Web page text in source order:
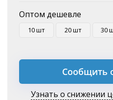
Оптом дешевле
10 шт 20 шт 30
Сообщить
Узнать о снижении